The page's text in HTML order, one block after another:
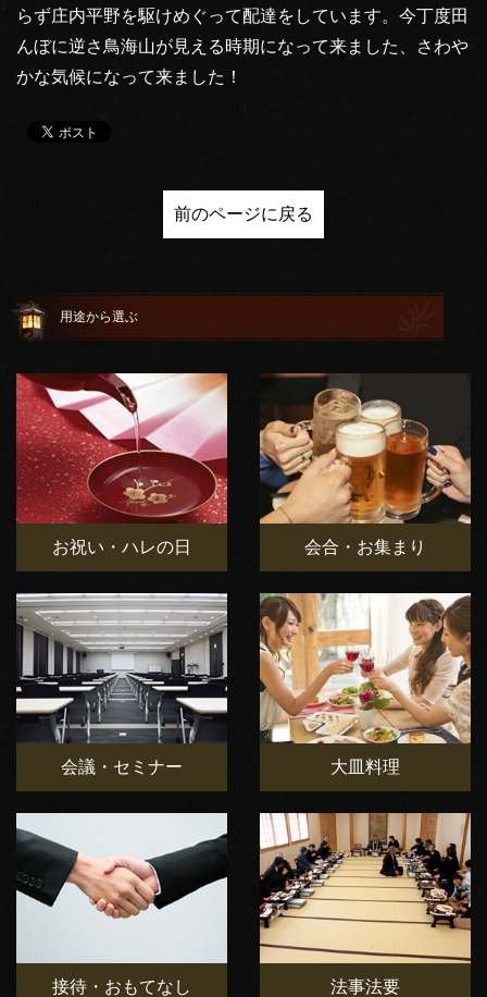
らず庄内平野を駆けめぐって配達をしています。今丁度田
んぼに逆さ鳥海山が見える時期になって来ました、さわや
かな気候になって来ました！
前のページに戻る
用途から選ぶ
お祝い・ハレの日 会合・お集まり
会議・セミナー 大皿料理
接待・おもてなし 法事法要